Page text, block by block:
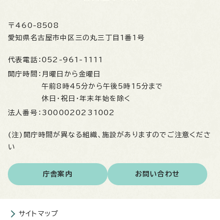
〒460-8508
愛知県名古屋市中区三の丸三丁目1番1号
代表電話： 052-961-1111
開庁時間： 月曜日から金曜日
午前8時45分から午後5時15分まで
休日・祝日・年末年始を除く
法人番号： 3000020231002
(注)開庁時間が異なる組織、施設がありますのでご注意くださ
い
庁舎案内 お問い合わせ
サイトマップ